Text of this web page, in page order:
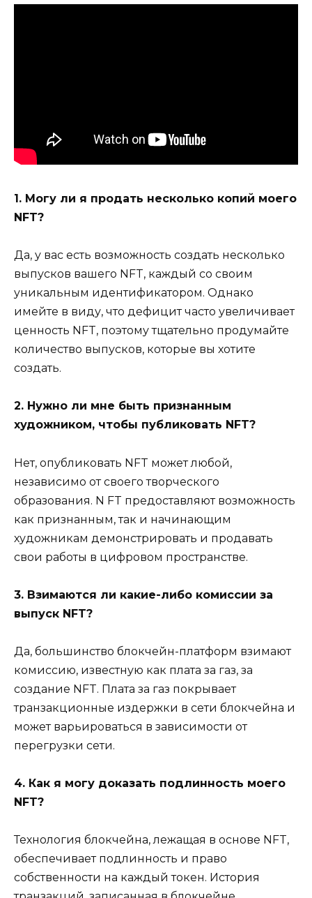
1. Могу ли я продать несколько копий моего
NFT?
Да, у вас есть возможность создать несколько
выпусков вашего NFT, каждый со своим
уникальным идентификатором. Однако
имейте в виду, что дефицит часто увеличивает
ценность NFT, поэтому тщательно продумайте
количество выпусков, которые вы хотите
создать.
2. Нужно ли мне быть признанным
художником, чтобы публиковать NFT?
Нет, опубликовать NFT может любой,
независимо от своего творческого
образования. N FT предоставляют возможность
как признанным, так и начинающим
художникам демонстрировать и продавать
свои работы в цифровом пространстве.
3. Взимаются ли какие-либо комиссии за
выпуск NFT?
Да, большинство блокчейн-платформ взимают
комиссию, известную как плата за газ, за ​​
создание NFT. Плата за газ покрывает
транзакционные издержки в сети блокчейна и
может варьироваться в зависимости от
перегрузки сети.
4. Как я могу доказать подлинность моего
NFT?
Технология блокчейна, лежащая в основе NFT,
обеспечивает подлинность и право
собственности на каждый токен. История